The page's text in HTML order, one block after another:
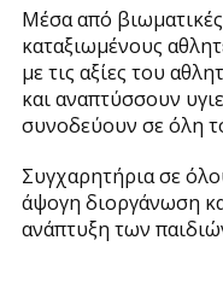
Μέσα από
καταξιωμένους
με τις αξίες του
και αναπτύσσουν
συνοδεύουν σε όλη
Συγχαρητήρια σε
άψογη διοργάνωση
ανάπτυξη των